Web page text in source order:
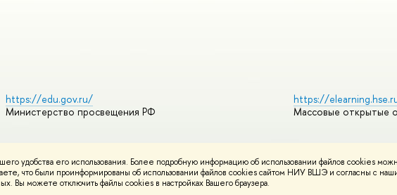
удобства его использования. Более подробную информацию об использовании файлов cookies
что были проинформированы об использовании файлов cookies сайтом НИУ ВШЭ и согласны с
Вы можете отключить файлы cookies в настройках Вашего браузера.
https://edu.gov.ru/
Министерство просвещения РФ
https://
Массовые открытые
Политика конфиденциальностиКарта сайта